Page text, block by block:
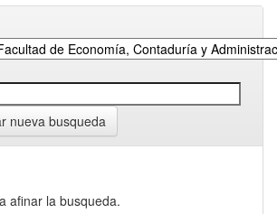
nueva busqueda
afinar la busqueda.